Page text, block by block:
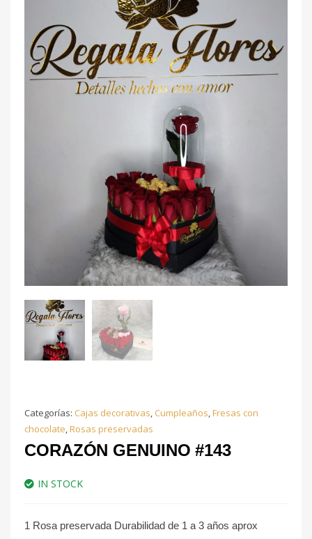
Categorías: Cajas decorativas, Cumpleaños,Fresas con
chocolate,Rosas preservadas
CORAZÓN GENUINO #143
IN STOCK
1 Rosa preservada Durabilidad de 1 a 3 años aprox